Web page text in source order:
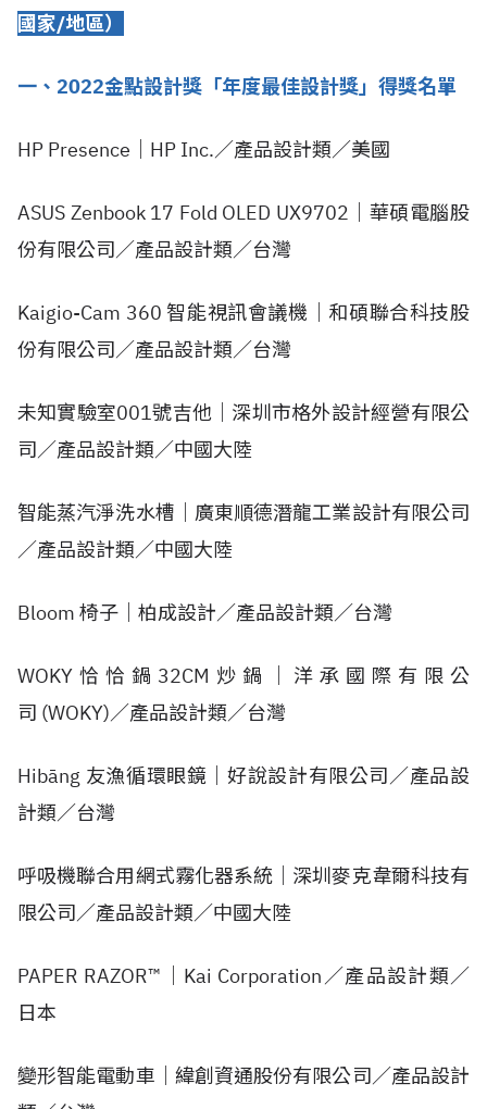
國家/地區）
一、2022金點設計獎「年度最佳設計獎」得獎名單
HP Presence｜HP Inc.／產品設計類／美國
ASUS Zenbook 17 Fold OLED UX9702｜華碩電腦股
份有限公司／產品設計類／台灣
Kaigio-Cam 360 智能視訊會議機｜和碩聯合科技股
份有限公司／產品設計類／台灣
未知實驗室001號吉他｜深圳市格外設計經營有限公
司／產品設計類／中國大陸
智能蒸汽淨洗水槽｜廣東順德潛龍工業設計有限公司
／產品設計類／中國大陸
Bloom 椅子｜柏成設計／產品設計類／台灣
WOKY恰恰鍋32CM炒鍋｜洋承國際有限公
司 (WOKY)／產品設計類／台灣
Hibāng 友漁循環眼鏡｜好說設計有限公司／產品設
計類／台灣
呼吸機聯合用網式霧化器系統｜深圳麥克韋爾科技有
限公司／產品設計類／中國大陸
PAPER RAZOR™｜Kai Corporation／產品設計類／
日本
變形智能電動車｜緯創資通股份有限公司／產品設計